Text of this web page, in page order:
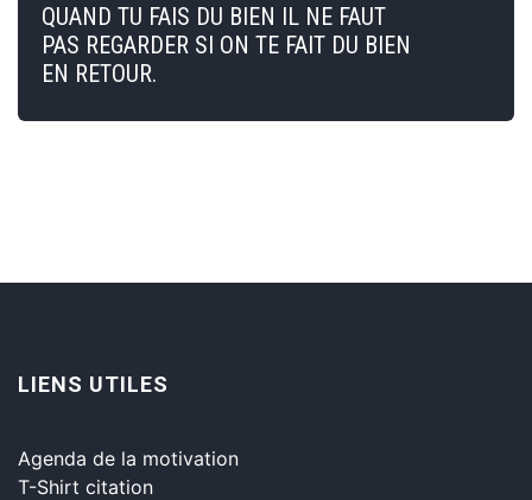
QUAND TU FAIS DU BIEN IL NE FAUT
PAS REGARDER SI ON TE FAIT DU BIEN
EN RETOUR.
LIENS UTILES
Agenda de la motivation
T-Shirt citation